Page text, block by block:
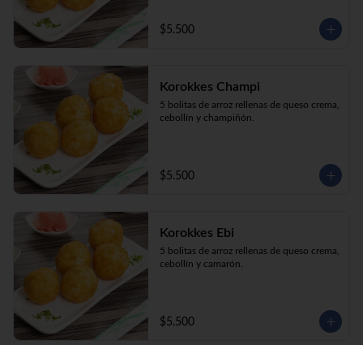
$5.500
Korokkes Champi
5 bolitas de arroz rellenas de queso crema,
cebollín y champiñón.
$5.500
Korokkes Ebi
5 bolitas de arroz rellenas de queso crema,
cebollín y camarón.
$5.500